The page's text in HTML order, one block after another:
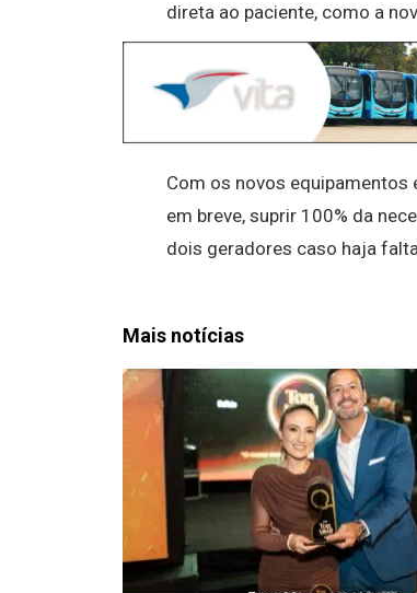
direta ao paciente, como a
Com os novos equipamentos
em breve, suprir 100% da
dois geradores caso haja
Mais notícias